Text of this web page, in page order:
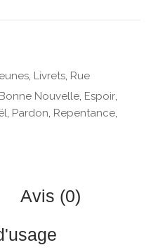
, Livrets, Rue
Bonne Nouvelle, Espoir,
, Pardon, Repentance,
Avis (0)